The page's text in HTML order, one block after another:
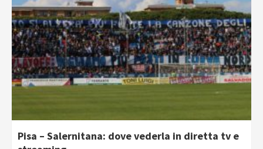
Pisa – Salernitana: dove vederla in diretta tv e